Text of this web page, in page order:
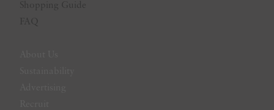
Shopping Guide
FAQ